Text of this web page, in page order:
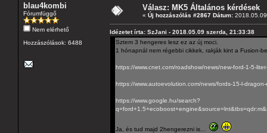
blau4kombi
Fórumfüggő
Nem elérhető
Hozzászólások: 6488
Válasz: MK5 Általános kérdések
« Új hozzászólás #2867 Dátum:
Idézetet írta: SzJani - 2018.05.09 szerda, 21:33:38
Sztem 3 hengeres lesz ez az új moci.
1 hónapnál nem régebbi cikkek, rakják kint a Fusion-
https://www.cnet.com/roadshow/news/new-ford-1-5-
https://www.autoevolution.com/news/fords-15-l-
https://www.google.hu/search?
Ja, és tud majd 2hengerezni is...